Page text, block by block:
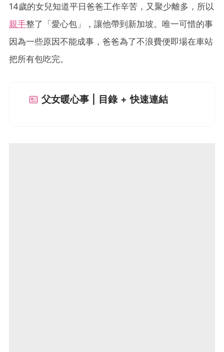
14歲的女兒知道平日爸爸工作辛苦，又聚少離多，所以
親手整了「愛心包」，讓他帶到新加坡。唯一可惜的事
因為一些原因不能成事，爸爸為了不浪費便即場在車站
把所有包吃完。
父女暖心事 | 目錄 + 快速連結